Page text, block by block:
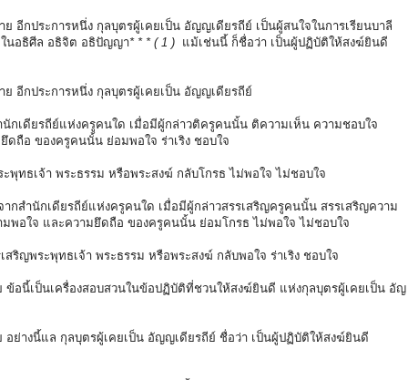
ย อีกประการหนึ่ง กุลบุตรผู้เคยเป็น อัญญเดียรถีย์ เป็นผู้สนใจในการเรียนบาลี
ในอธิศีล อธิจิต อธิปัญญา* * * ( 1 ) แม้เช่นนี้ ก็ชื่อว่า เป็นผู้ปฏิบัติให้สงฆ์ยินดี
ย อีกประการหนึ่ง กุลบุตรผู้เคยเป็น อัญญเดียรถีย์
กเดียรถีย์แห่งครูคนใด เมื่อมีผู้กล่าวติครูคนนั้น ติความเห็น ความชอบใจ
ดถือ ของครูคนนั้น ย่อมพอใจ ร่าเริง ชอบใจ
ะพุทธเจ้า พระธรรม หรือพระสงฆ์ กลับโกรธ ไม่พอใจ ไม่ชอบใจ
กสำนักเดียรถีย์แห่งครูคนใด เมื่อมีผู้กล่าวสรรเสริญครูคนนั้น สรรเสริญความ
มพอใจ และความยึดถือ ของครูคนนั้น ย่อมโกรธ ไม่พอใจ ไม่ชอบใจ
เสริญพระพุทธเจ้า พระธรรม หรือพระสงฆ์ กลับพอใจ ร่าเริง ชอบใจ
ข้อนี้เป็นเครื่องสอบสวนในข้อปฏิบัติที่ชวนให้สงฆ์ยินดี แห่งกุลบุตรผู้เคยเป็น อัญ
อย่างนี้แล กุลบุตรผู้เคยเป็น อัญญเดียรถีย์ ชื่อว่า เป็นผู้ปฏิบัติให้สงฆ์ยินดี